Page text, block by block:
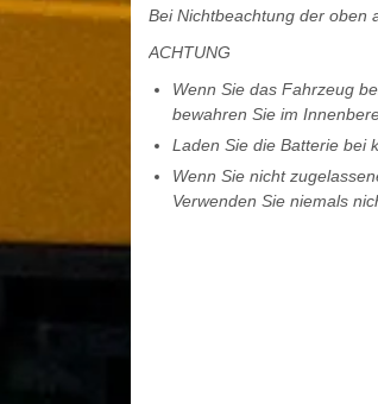
Bei Nichtbeachtung der oben
ACHTUNG
Wenn Sie das Fahrzeug
bewahren Sie im
Laden Sie die Batterie bei
Wenn Sie nicht
Verwenden Sie niemals